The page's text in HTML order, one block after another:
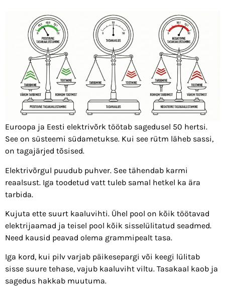
Euroopa ja Eesti elektrivõrk töötab sagedusel 50 hertsi.
See on süsteemi südametukse. Kui see rütm läheb sassi,
on tagajärjed tõsised.
Elektrivõrgul puudub puhver. See tähendab karmi
reaalsust. Iga toodetud vatt tuleb samal hetkel ka ära
tarbida.
Kujuta ette suurt kaaluvihti. Ühel pool on kõik töötavad
elektrijaamad ja teisel pool kõik sisselülitatud seadmed.
Need kausid peavad olema grammipealt tasa.
Iga kord, kui pilv varjab päikesepargi või keegi lülitab
sisse suure tehase, vajub kaaluviht viltu. Tasakaal kaob ja
sagedus hakkab muutuma.